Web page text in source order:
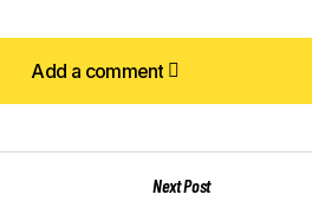
Add a comment
Add a comment
Next Post